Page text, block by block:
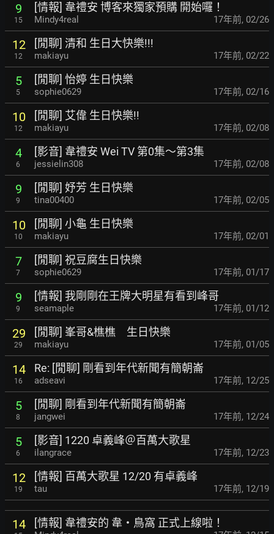
9
15
[情報] 韋禮安 博客來獨家預購 開始囉！
Mindy4real 17年前, 02/26
12
12
[閒聊] 清和 生日大快樂!!!
makiayu 17年前, 02/22
5
5
[閒聊] 怡婷 生日快樂
sophie0629 17年前, 02/16
10
12
[閒聊] 艾偉 生日快樂!!
makiayu 17年前, 02/08
4
6
[影音] 韋禮安 Wei TV 第0集～第3集
jessielin308 17年前, 02/08
9
9
[閒聊] 妤芳 生日快樂
tina00400 17年前, 02/05
10
10
[閒聊] 小龜 生日快樂
makiayu 17年前, 02/01
7
7
[閒聊] 祝豆腐生日快樂
sophie0629 17年前, 01/17
9
9
[情報] 我剛剛在王牌大明星有看到峰哥
seamaple 17年前, 01/12
29
29
[閒聊] 峯哥&樵樵 生日快樂
makiayu 17年前, 01/05
14
16
Re: [閒聊] 剛看到年代新聞有簡朝崙
adseavi 17年前, 12/25
5
8
[閒聊] 剛看到年代新聞有簡朝崙
jangwei 17年前, 12/24
5
6
[影音] 1220 卓義峰＠百萬大歌星
ilangrace 17年前, 12/23
12
19
[情報] 百萬大歌星 12/20 有卓義峰
tau 17年前, 12/19
14 [情報] 韋禮安的 韋‧鳥窩 正式上線啦！